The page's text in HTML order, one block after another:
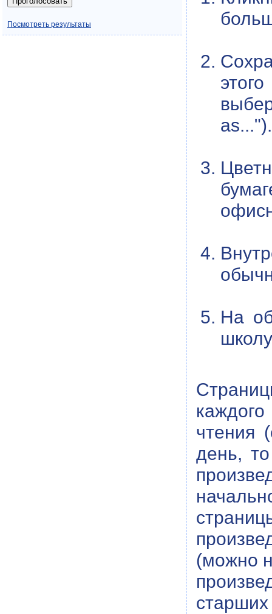
as...").
На
чтения
день,
(можно
старших
Посмотреть результаты